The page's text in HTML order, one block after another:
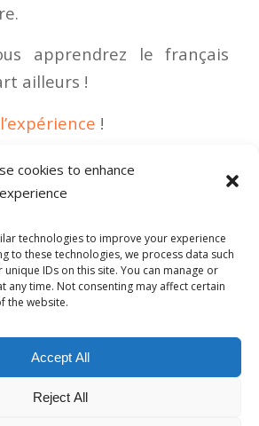
cookies to enhance
technologies to improve your experience
to these technologies, we process data such
IDs on this site. You can manage or
any time. Not consenting may affect certain
the website.
Accept All
Reject All
apprendrez le français
ailleurs !
!
0 COMMENTAIRES
2026 -powered by Enfold WordPress
vente Politique de confidentialité